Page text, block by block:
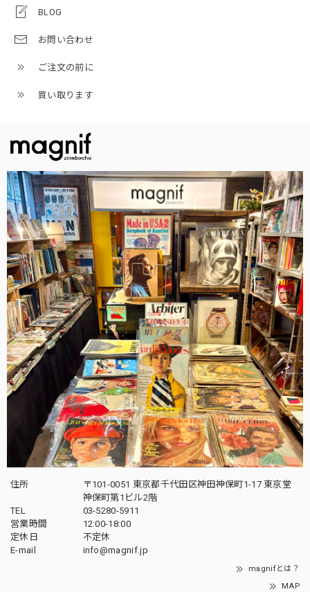
BLOG
お問い合わせ
ご注文の前に
買い取ります
住所
〒101-0051 東京都千代田区神田神保町1-17 東京堂
神保町第1ビル2階
TEL
03-5280-5911
営業時間
12:00-18:00
定休日
不定休
E-mail
info@magnif.jp
magnifとは？
MAP